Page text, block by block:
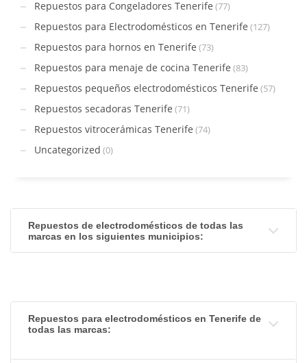
Repuestos para Congeladores Tenerife (77)
Repuestos para Electrodomésticos en Tenerife (127)
Repuestos para hornos en Tenerife (73)
Repuestos para menaje de cocina Tenerife (83)
Repuestos pequeños electrodomésticos Tenerife (57)
Repuestos secadoras Tenerife (71)
Repuestos vitrocerámicas Tenerife (74)
Uncategorized (0)
Repuestos de electrodomésticos de todas las
marcas en los siguientes municipios:
Repuestos para electrodomésticos en Tenerife de
todas las marcas: